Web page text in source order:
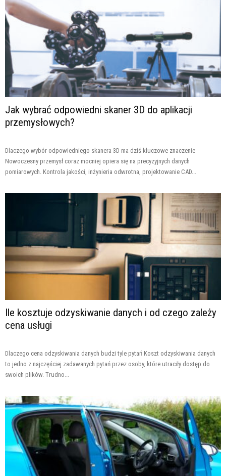
Jak wybrać odpowiedni skaner 3D do aplikacji
przemysłowych?
Dlaczego wybór odpowiedniego skanera 3D ma dziś kluczowe znaczenie
Nowoczesny przemysł coraz mocniej opiera się na precyzyjnych danych
pomiarowych. Kontrola jakości, inżynieria odwrotna, projektowanie CAD...
Ile kosztuje odzyskiwanie danych i od czego zależy
cena usługi
Dlaczego cena odzyskiwania danych budzi tyle pytań Koszt odzyskiwania danych
to jedno z najczęściej zadawanych pytań przez osoby, które utraciły dostęp do
swoich plików. Trudno...